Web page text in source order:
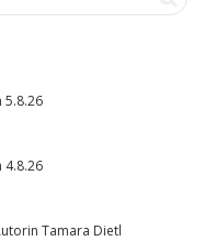
5.8.26
4.8.26
Tamara Dietl